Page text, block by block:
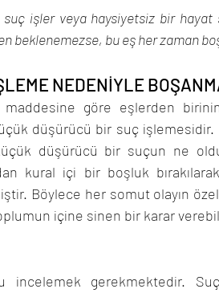
işler veya haysiyetsiz bir
beklenemezse, bu eş her zaman
NEDENİYLE
göre eşlerden
düşürücü bir suç
düşürücü bir suçun ne
kural içi bir boşluk
Böylece her somut olayın
içine sinen bir karar
incelemek gerekmektedir.